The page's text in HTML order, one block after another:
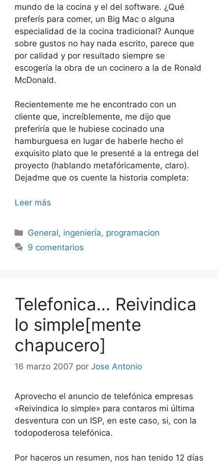
mundo de la cocina y el del software. ¿Qué
preferís para comer, un Big Mac o alguna
especialidad de la cocina tradicional? Aunque
sobre gustos no hay nada escrito, parece que
por calidad y por resultado siempre se
escogería la obra de un cocinero a la de Ronald
McDonald.
Recientemente me he encontrado con un
cliente que, increíblemente, me dijo que
preferiría que le hubiese cocinado una
hamburguesa en lugar de haberle hecho el
exquisito plato que le presenté a la entrega del
proyecto (hablando metafóricamente, claro).
Dejadme que os cuente la historia completa:
Leer más
Categorías
General, ingeniería, programacion
9 comentarios
Telefonica… Reivindica
lo simple[mente
chapucero]
16 marzo 2007 por Jose Antonio
Aprovecho el anuncio de telefónica empresas
«Reivindica lo simple» para contaros mi última
desventura con un ISP, en este caso, si, con la
todopoderosa telefónica.
Por haceros un resumen, nos han tenido 12 días